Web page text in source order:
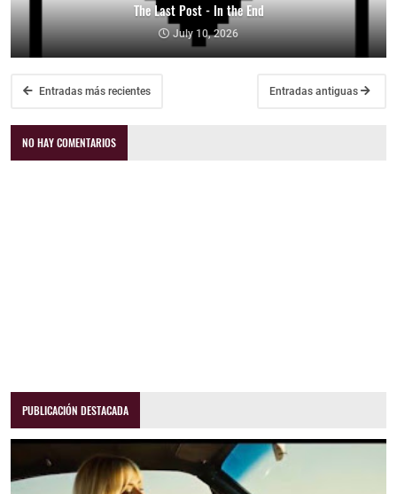
The Last Post - In the End
July 10, 2026
Entradas más recientes Entradas antiguas
NO HAY COMENTARIOS
PUBLICACIÓN DESTACADA